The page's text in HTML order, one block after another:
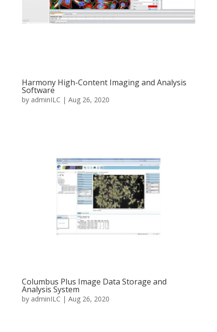
Harmony High-Content Imaging and Analysis
Software
by adminILC | Aug 26, 2020
Columbus Plus Image Data Storage and
Analysis System
by adminILC | Aug 26, 2020